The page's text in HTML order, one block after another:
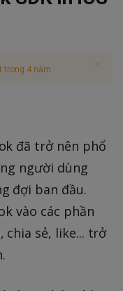
trong 4 năm
đã trở nên phổ
người dùng
đợi ban đầu.
vào các phần
chia sẻ, like... trở